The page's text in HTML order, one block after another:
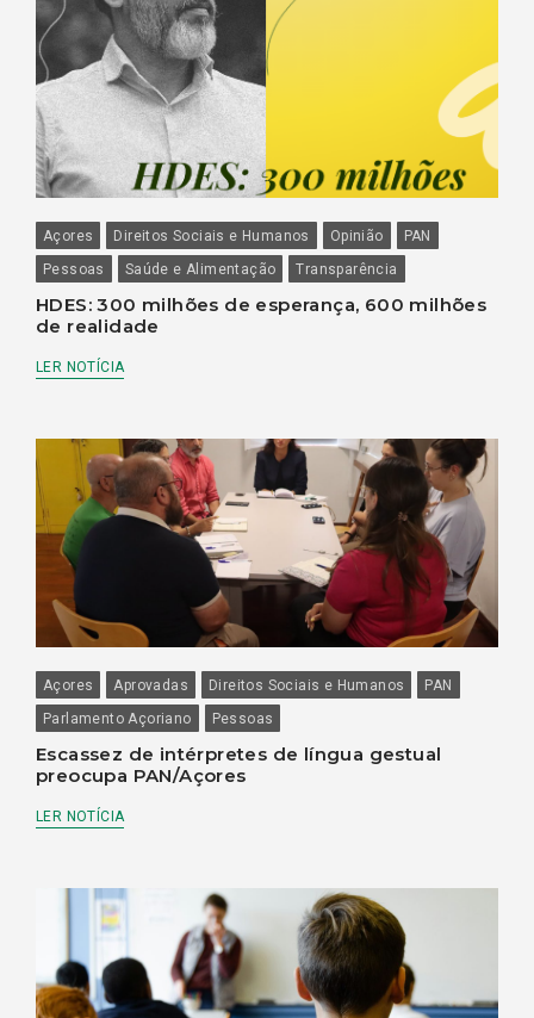
Açores Direitos Sociais e Humanos Opinião
PAN
Pessoas
Saúde e Alimentação Transparência
HDES: 300 milhões de esperança, 600 milhões
de realidade
LER NOTÍCIA
Açores Aprovadas Direitos Sociais e Humanos
PAN
Parlamento Açoriano
Pessoas
Escassez de intérpretes de língua gestual
preocupa PAN/Açores
LER NOTÍCIA